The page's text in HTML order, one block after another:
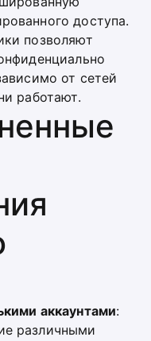
доступа.
позволяют
от сетей
работают.
аккаунтами:
различными